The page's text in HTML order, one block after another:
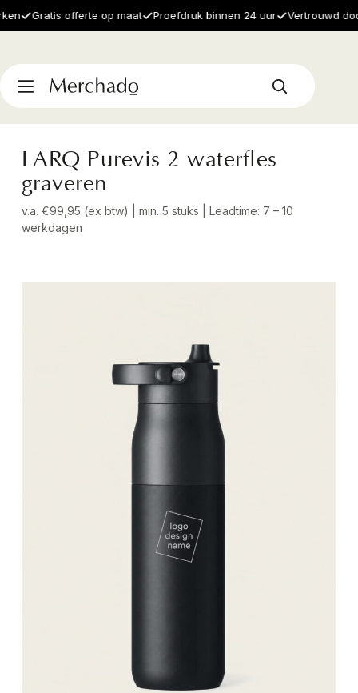
Gratis offerte op maat Proefdruk binnen 24 uur Vertrouwd door
LARQ Purevis 2 waterfles
graveren
v.a. €99,95 (ex btw) | min. 5 stuks | Leadtime: 7 – 10
werkdagen